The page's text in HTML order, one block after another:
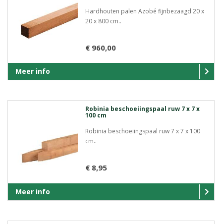
Hardhouten palen Azobé fijnbezaagd 20 x
20 x 800 cm..
€ 960,00
Meer info
Robinia beschoeiingspaal ruw 7 x 7 x
100 cm
Robinia beschoeiingspaal ruw 7 x 7 x 100
cm..
€ 8,95
Meer info